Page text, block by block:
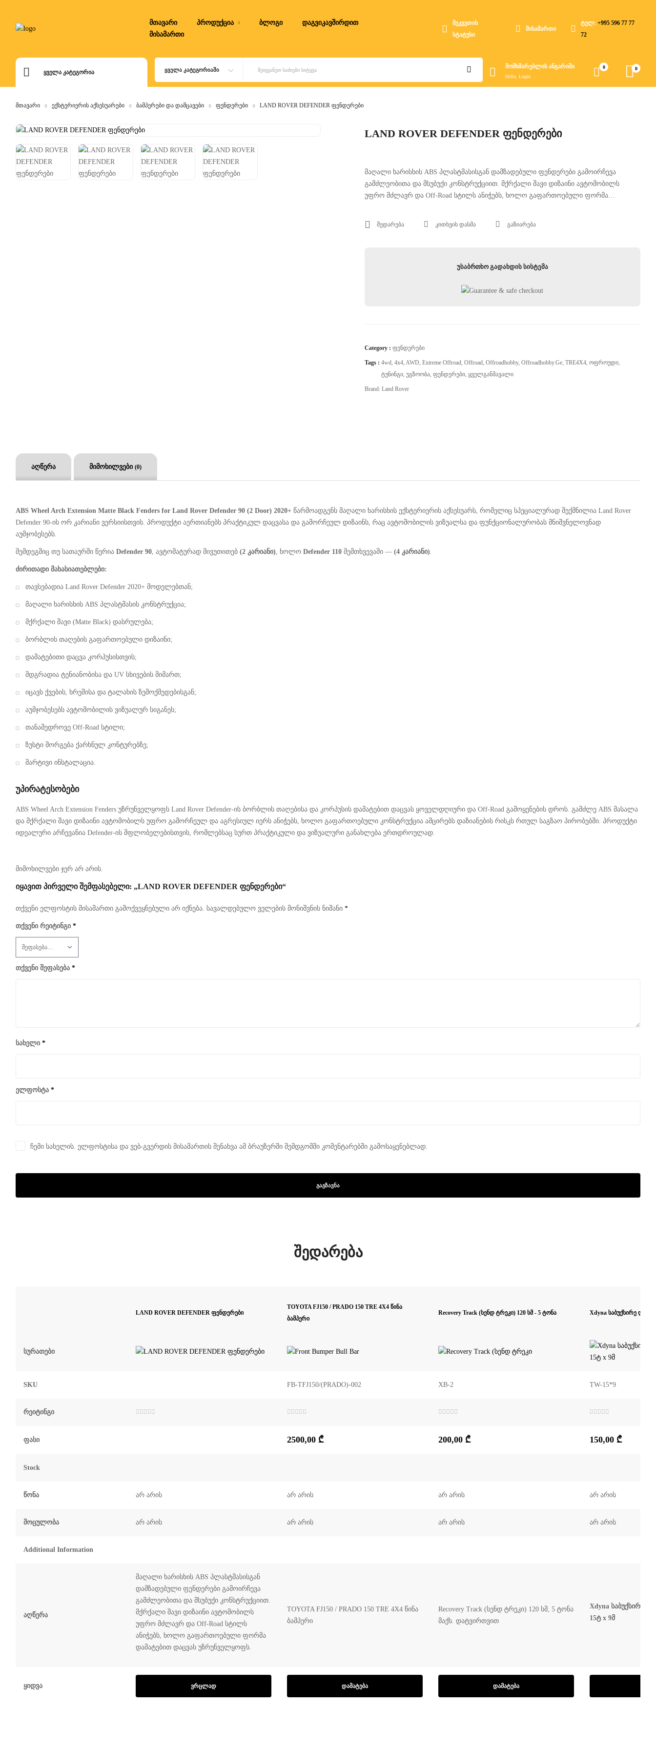
მთავარი პროდუქცია ბლოგი
დაგვიკავშირდით
მისამართი
შეკვეთის
სტატუსი
მისამართი
ტელ: +995 596 77 77
72
ᲧᲕᲔᲚᲐ ᲙᲐᲢᲔᲒᲝᲠᲘᲐᲨᲘ ᲨᲔᲘᲧᲕᲐᲜᲔᲗ ᲡᲐᲫᲘᲔᲑᲘ ᲡᲘᲢᲧᲕᲐ
მომხმარებლის ანგარიში
Hello, Login
0 0
ᲧᲕᲔᲚᲐ ᲙᲐᲢᲔᲒᲝᲠᲘᲐ
მთავარი ექსტერიერის აქსესუარები ბამპერები და დამცავები ფენდერები LAND ROVER DEFENDER ფენდერები
LAND ROVER DEFENDER ფენდერები
მაღალი ხარისხის ABS პლასტმასისგან დამზადებული ფენდერები გამოირჩევა
გამძლეობითა და მსუბუქი კონსტრუქციით. მქრქალი შავი დიზაინი ავტომობილს
უფრო მძლავრ და Off-Road სტილს ანიჭებს, ხოლო გაფართოებული ფორმა
შედარება კითხვის დასმა გაზიარება
უსაბრთხო გადახდის სისტემა
Category : Ფენდერები
Tags : 4wd, 4x4, AWD, Extreme Offroad, Offroad, Offroadhobby, Offroadhobby.ge, TRE4X4, Ოფროუდი,
Ტუნინგი, Უგზოობა, Ფენდერები, Ყველგანმავალი
Brand: Land Rover
აღწერა მიმოხილვები (0)
ABS Wheel Arch Extension Matte Black Fenders for Land Rover Defender 90 (2 Door) 2020+ წარმოადგენს მაღალი ხარისხის ექსტერიერის აქსესუარს, რომელიც სპეციალურად შექმნილია Land Rover
Defender 90-ის ორ კარიანი ვერსიისთვის. პროდუქტი აერთიანებს პრაქტიკულ დაცვასა და გამორჩეულ დიზაინს, რაც ავტომობილის ვიზუალსა და ფუნქციონალურობას მნიშვნელოვნად
აუმჯობესებს.
შემდეგშიც თუ სათაურში წერია Defender 90 , ავტომატურად მივუთითებ (2 კარიანი) , ხოლო Defender 110 შემთხვევაში — (4 კარიანი)
ძირითადი მახასიათებლები:
თავსებადია Land Rover Defender 2020+ მოდელებთან;
მაღალი ხარისხის ABS პლასტმასის კონსტრუქცია;
მქრქალი შავი (Matte Black) დასრულება;
ბორბლის თაღების გაფართოებული დიზაინი;
დამატებითი დაცვა კორპუსისთვის;
მდგრადია ტენიანობისა და UV სხივების მიმართ;
იცავს ქვების, ხრეშისა და ტალახის ზემოქმედებისგან;
აუმჯობესებს ავტომობილის ვიზუალურ სიგანეს;
თანამედროვე Off-Road სტილი;
ზუსტი მორგება ქარხნულ კონტურებზე;
მარტივი ინსტალაცია.
უპირატესობები
ABS Wheel Arch Extension Fenders უზრუნველყოფს Land Rover Defender-ის ბორბლის თაღებისა და კორპუსის დამატებით დაცვას ყოველდღიური და Off-Road გამოყენების დროს. გამძლე ABS მასალა
და მქრქალი შავი დიზაინი ავტომობილს უფრო გამორჩეულ და აგრესიულ იერს ანიჭებს, ხოლო გაფართოებული კონსტრუქცია ამცირებს დაზიანების რისკს რთულ საგზაო პირობებში. პროდუქტი
იდეალური არჩევანია Defender-ის მფლობელებისთვის, რომლებსაც სურთ პრაქტიკული და ვიზუალური განახლება ერთდროულად.
მიმოხილვები ჯერ არ არის.
ᲘᲧᲐᲕᲘᲗ ᲞᲘᲠᲕᲔᲚᲘ ᲨᲔᲛᲤᲐᲡᲔᲑᲔᲚᲘ: „LAND ROVER DEFENDER ᲤᲔᲜᲓᲔᲠᲔᲑᲘ“
თქვენი ელფოსტის მისამართი გამოქვეყნებული არ იქნება. სავალდებულო ველების მონიშვნის ნიშანი *
თქვენი რეიტინგი *
თქვენი შეფასება *
სახელი *
ელფოსტა *
ჩემი სახელის. ელფოსტისა და ვებ-გვერდის მისამართის შენახვა ამ ბრაუზერში შემდგომში კომენტარებში გამოსაყენებლად.
შედარება
LAND ROVER DEFENDER ფენდერები
TOYOTA FJ150 / PRADO 150 TRE 4X4 წინა
ბამპერი
Recovery Track (სენდ ტრეკი) 120 სმ - 5 ტონა Xdyna საბუქსირე
Სურათები
SKU FB-TFJ150/(PRADO)-002 XB-2 TW-15*9
Რეიტინგი
დან
დან
დან
Ფასი 2500,00 ₾ 200,00 ₾ 150,00 ₾
Stock
Წონა არ არის არ არის არ არის არ არის
Მოცულობა არ არის არ არის არ არის არ არის
Additional Information
Აღწერა
მაღალი ხარისხის ABS პლასტმასისგან
დამზადებული ფენდერები გამოირჩევა
გამძლეობითა და მსუბუქი კონსტრუქციით.
მქრქალი შავი დიზაინი ავტომობილს
უფრო მძლავრ და Off-Road სტილს
ანიჭებს, ხოლო გაფართოებული ფორმა
დამატებით დაცვას უზრუნველყოფს.
TOYOTA FJ150 / PRADO 150 TRE 4X4 წინა
ბამპერი
Recovery Track (სენდ ტრეკი) 120 სმ, 5 ტონა
მაქს. დატვირთვით
Xdyna საბუქსირე
15ტ x 9მ
Ყიდვა ᲕᲠᲪᲚᲐᲓ ᲓᲐᲛᲐᲢᲔᲑᲐ ᲓᲐᲛᲐᲢᲔᲑᲐ